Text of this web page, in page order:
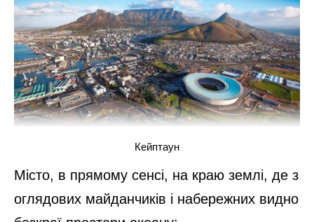
Греція. Санторіні
Країна з дуже смачною кухнею, гарною
природою, прекрасними місцями і морем.
Не обійшлося тут без міфів, легенд і
древньої культури, якою просякнуте
3. Таїланд